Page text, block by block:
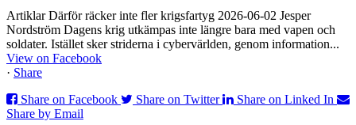
Artiklar Därför räcker inte fler krigsfartyg 2026-06-02 Jesper
Nordström Dagens krig utkämpas inte längre bara med vapen och
soldater. Istället sker striderna i cybervärlden, genom information...
View on Facebook
· Share
Share on Facebook
Share on Twitter
Share on Linked In
Share by Email